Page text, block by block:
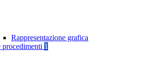
Rappresentazione grafica
1